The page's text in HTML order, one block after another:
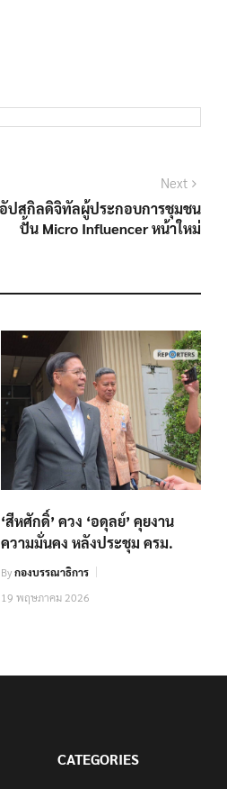
Next
post:
ปสกิลดิจิทัลผู้ประกอบการชุมชน
ปั้น Micro Influencer หน้าใหม่
‘สีหศักดิ์’ ควง ‘อดุลย์’ คุยงาน
ความมั่นคง หลังประชุม ครม.
Byกองบรรณาธิการ
19 พฤษภาคม 2026
CATEGORIES